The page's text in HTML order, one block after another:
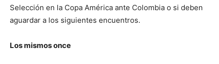
Selección en la Copa América ante Colombia o si deben
aguardar a los siguientes encuentros.
Los mismos once